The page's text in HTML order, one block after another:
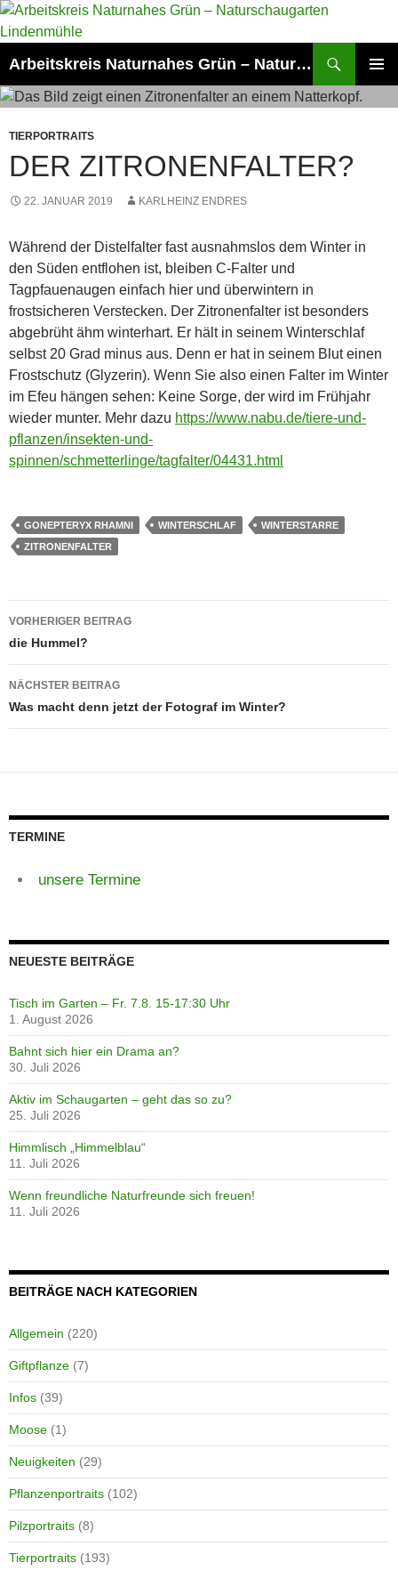
Zum
Inhalt
Arbeitskreis Naturnahes Grün – Naturschaugarten Lindenmühle
MENÜ
TIERPORTRAITS
DER ZITRONENFALTER?
22. JANUAR 2019 KARLHEINZ ENDRES
Während der Distelfalter fast ausnahmslos dem Winter in
den Süden entflohen ist, bleiben C-Falter und
Tagpfauenaugen einfach hier und überwintern in
frostsicheren Verstecken. Der Zitronenfalter ist besonders
abgebrüht ähm winterhart. Er hält in seinem Winterschlaf
selbst 20 Grad minus aus. Denn er hat in seinem Blut einen
Frostschutz (Glyzerin). Wenn Sie also einen Falter im Winter
im Efeu hängen sehen: Keine Sorge, der wird im Frühjahr
wieder munter. Mehr dazu https://www.nabu.de/tiere-und-
pflanzen/insekten-und-
spinnen/schmetterlinge/tagfalter/04431.html
GONEPTERYX RHAMNI WINTERSCHLAF
WINTERSTARRE
ZITRONENFALTER
Beitragsnavigation
VORHERIGER BEITRAG
die Hummel?
NÄCHSTER BEITRAG
Was macht denn jetzt der Fotograf im Winter?
TERMINE
unsere Termine
NEUESTE BEITRÄGE
Tisch im Garten – Fr. 7.8. 15-17:30 Uhr
1. August 2026
Bahnt sich hier ein Drama an?
30. Juli 2026
Aktiv im Schaugarten – geht das so zu?
25. Juli 2026
Himmlisch „Himmelblau“
11. Juli 2026
Wenn freundliche Naturfreunde sich freuen!
11. Juli 2026
BEITRÄGE NACH KATEGORIEN
Allgemein (220)
Giftpflanze (7)
Infos (39)
Moose (1)
Neuigkeiten (29)
Pflanzenportraits (102)
Pilzportraits (8)
Tierportraits (193)